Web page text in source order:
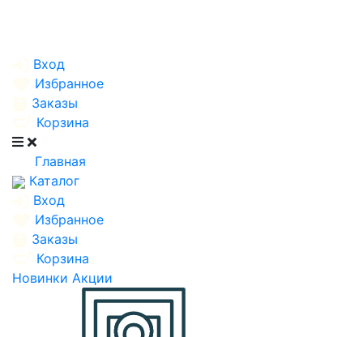
Вход
Избранное
Заказы
Корзина
Главная
Каталог
Вход
Избранное
Заказы
Корзина
Новинки Акции